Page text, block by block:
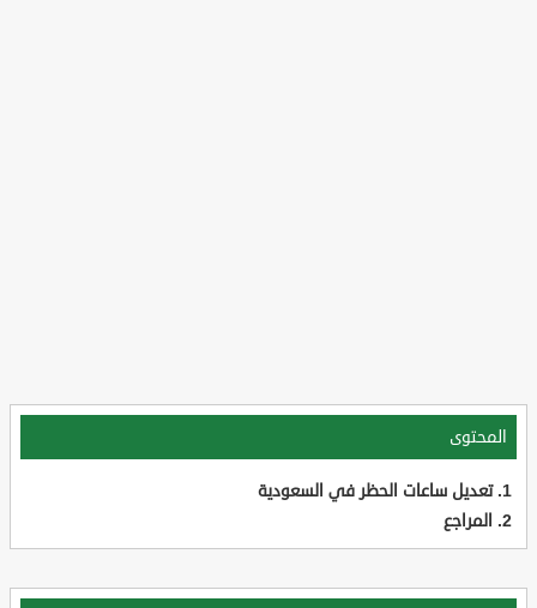
المحتوى
تعديل ساعات الحظر في السعودية
المراجع